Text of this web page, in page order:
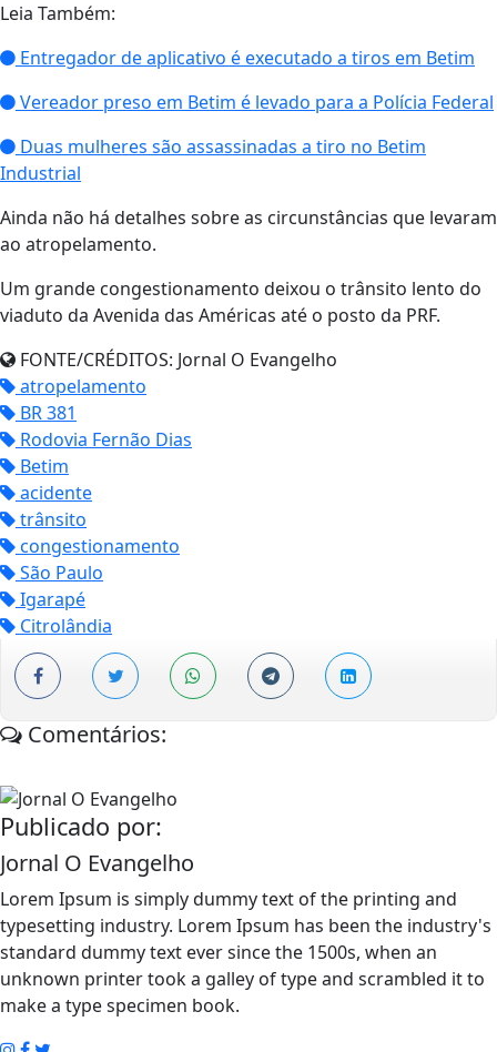
Leia Também:
Entregador de aplicativo é executado a tiros em Betim
Vereador preso em Betim é levado para a Polícia Federal
Duas mulheres são assassinadas a tiro no Betim
Industrial
Ainda não há detalhes sobre as circunstâncias que levaram
ao atropelamento.
Um grande congestionamento deixou o trânsito lento do
viaduto da Avenida das Américas até o posto da PRF.
FONTE/CRÉDITOS: Jornal O Evangelho
atropelamento
BR 381
Rodovia Fernão Dias
Betim
acidente
trânsito
congestionamento
São Paulo
Igarapé
Citrolândia
Comentários:
Publicado por:
Jornal O Evangelho
Lorem Ipsum is simply dummy text of the printing and
typesetting industry. Lorem Ipsum has been the industry's
standard dummy text ever since the 1500s, when an
unknown printer took a galley of type and scrambled it to
make a type specimen book.